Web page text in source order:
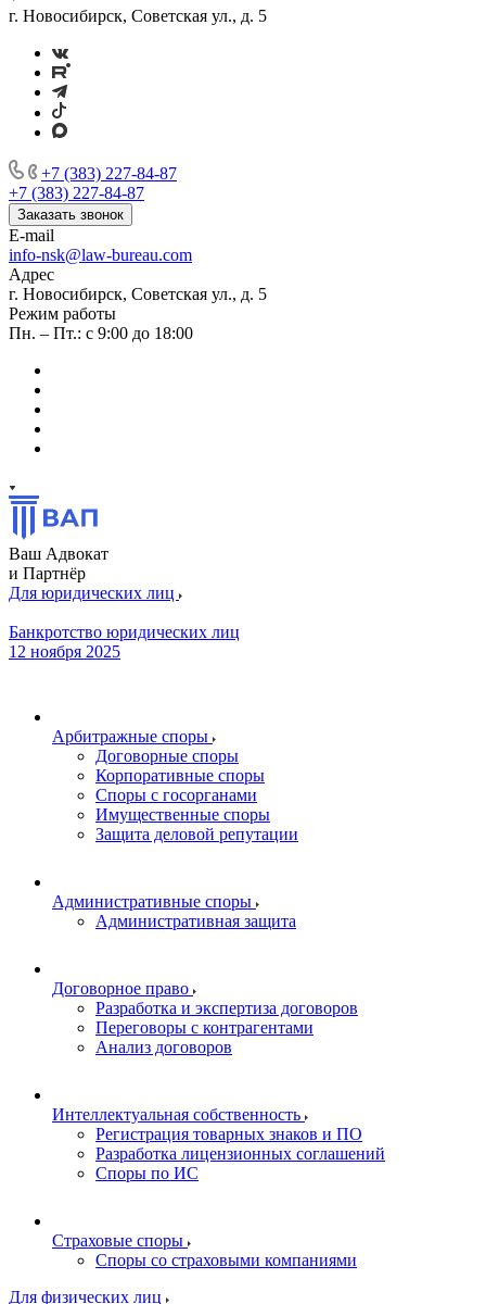
г. Новосибирск, Советская ул., д. 5
+7 (383) 227-84-87
+7 (383) 227-84-87
Заказать звонок
E-mail
info-nsk@law-bureau.com
Адрес
г. Новосибирск, Советская ул., д. 5
Режим работы
Пн. – Пт.: с 9:00 до 18:00
Ваш Адвокат
и Партнёр
Для юридических лиц
Банкротство юридических лиц
12 ноября 2025
Арбитражные споры
Договорные споры
Корпоративные споры
Споры с госорганами
Имущественные споры
Защита деловой репутации
Административные споры
Административная защита
Договорное право
Разработка и экспертиза договоров
Переговоры с контрагентами
Анализ договоров
Интеллектуальная собственность
Регистрация товарных знаков и ПО
Разработка лицензионных соглашений
Споры по ИС
Страховые споры
Споры со страховыми компаниями
Для физических лиц